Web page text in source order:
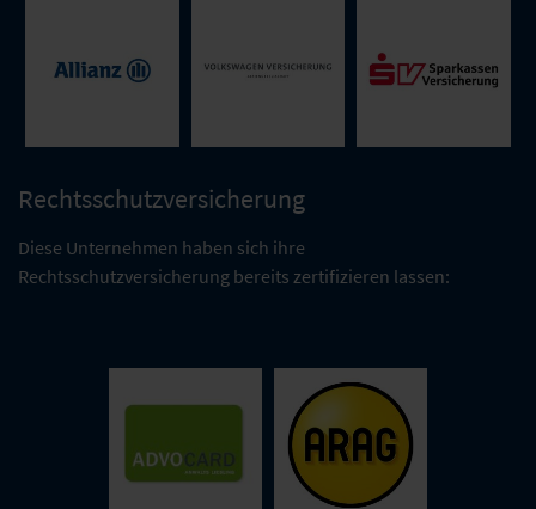
Rechtsschutzversicherung
Diese Unternehmen haben sich ihre
Rechtsschutzversicherung bereits zertifizieren lassen: